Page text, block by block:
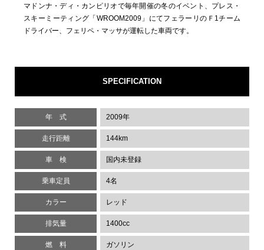
マドンナ・ディ・カンピリオで毎年開催の冬のイベント、プレス・
スキーミーティング「WROOM2009」にてフェラーリのＦ1チーム
ドライバー、フェリペ・マッサが運転した車両です。
SPECIFICATION
年 式 2009年
走行距離 144km
車 検 国内未登録
乗車定員 4名
カラー レッド
排気量 1400cc
燃 料 ガソリン